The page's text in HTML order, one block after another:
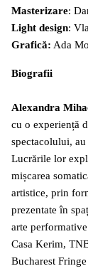
Masterizare:
Light design:
Grafică: Ada
Biografii
Alexandra
cu o experiență
spectacolului,
Lucrările lor
mișcarea
artistice, prin
prezentate în
arte
Casa Kerim,
Bucharest